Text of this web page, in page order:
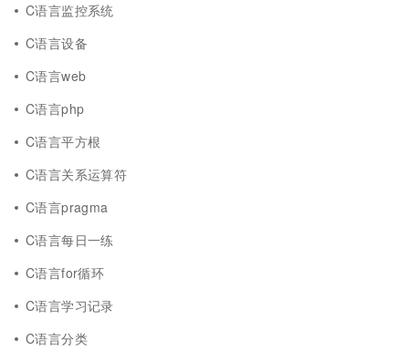
C语言监控系统
C语言设备
C语言web
C语言php
C语言平方根
C语言关系运算符
C语言pragma
C语言每日一练
C语言for循环
C语言学习记录
C语言分类